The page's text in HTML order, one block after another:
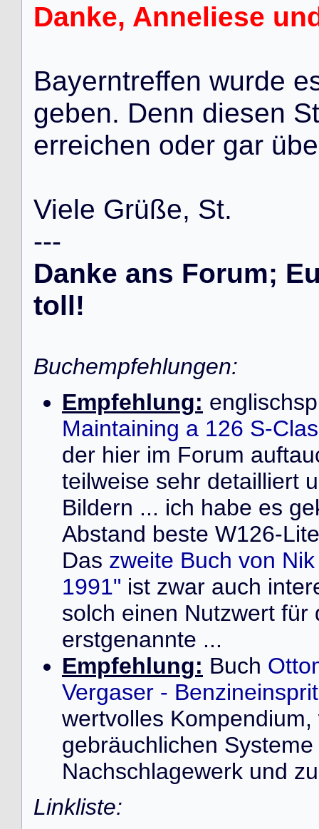
Danke, Anneliese
Bayerntreffen wurde e
geben. Denn diesen St
erreichen oder gar übe
Viele Grüße, St.
---
Danke ans Forum;
toll!
Buchempfehlungen:
Empfehlung:
Maintaining a 126 S-
der hier im Forum
teilweise sehr detailliert
Bildern ... ich habe es
Abstand beste W126-
Das zweite Buch von
1991" ist zwar auch
solch einen Nutzwert
erstgenannte ...
Empfehlung: Buch
Vergaser -
wertvolles
gebräuchlichen
Nachschlagewerk und
Linkliste: